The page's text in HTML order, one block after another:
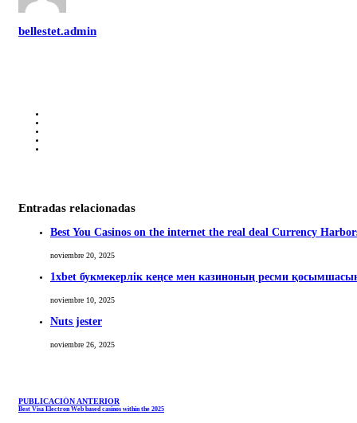
bellestet.admin
Entradas relacionadas
Best You Casinos on the internet the real deal Currency
noviembre 20, 2025
1xbet букмекерлік кеңсе мен казиноның ресми
noviembre 10, 2025
Nuts jester
noviembre 26, 2025
PUBLICACIÓN ANTERIOR
Best Visa Electron Web based casinos within the 2025